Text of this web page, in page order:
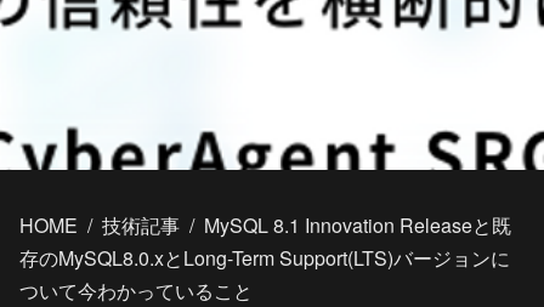
HOME / 技術記事 / MySQL 8.1 Innovation Releaseと既
存のMySQL8.0.xとLong-Term Support(LTS)バージョンに
ついて今わかっていること